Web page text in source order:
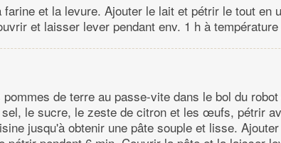
farine et la levure. Ajouter le lait et pétrir le tout en
et laisser lever pendant env. 1 h à
de terre au passe-vite dans le bol du
le sucre, le zeste de citron et les œufs, pétrir
jusqu'à obtenir une pâte souple et lisse.